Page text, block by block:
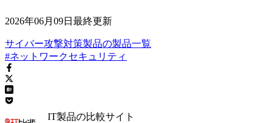
2026年06月09日 最終更新
サイバー攻撃対策製品の製品一覧
#ネットワークセキュリティ
IT製品の比較サイト